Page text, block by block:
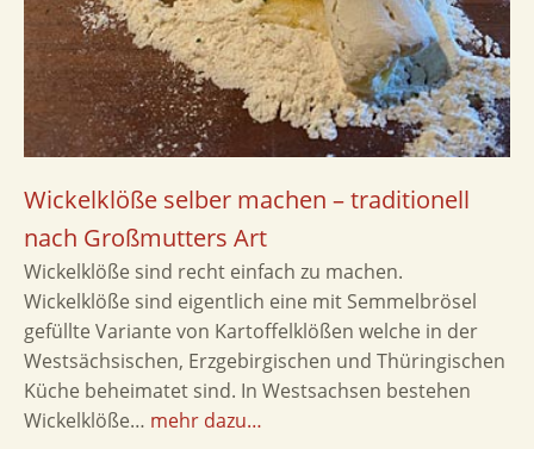
Wickelklöße selber machen – traditionell
nach Großmutters Art
Wickelklöße sind recht einfach zu machen.
Wickelklöße sind eigentlich eine mit Semmelbrösel
gefüllte Variante von Kartoffelklößen welche in der
Westsächsischen, Erzgebirgischen und Thüringischen
Küche beheimatet sind. In Westsachsen bestehen
Wickelklöße… mehr dazu…